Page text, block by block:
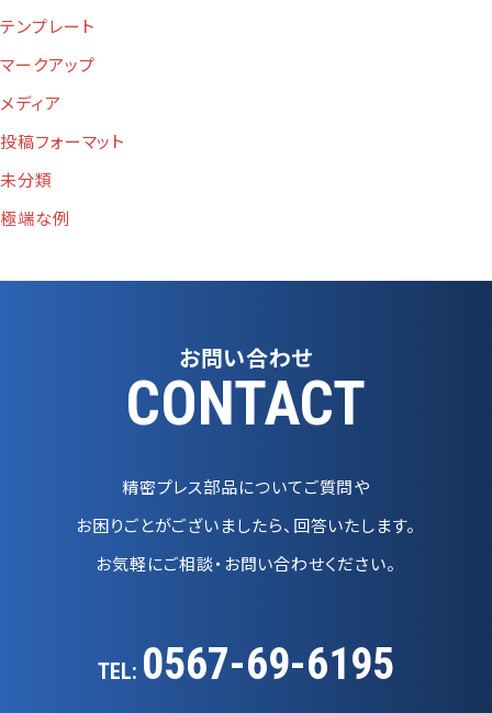
テンプレート
マークアップ
メディア
投稿フォーマット
未分類
極端な例
お問い合わせ
CONTACT
精密プレス部品についてご質問や
お困りごとがございましたら、回答いたします。
お気軽にご相談・お問い合わせください。
TEL: 0567-69-6195